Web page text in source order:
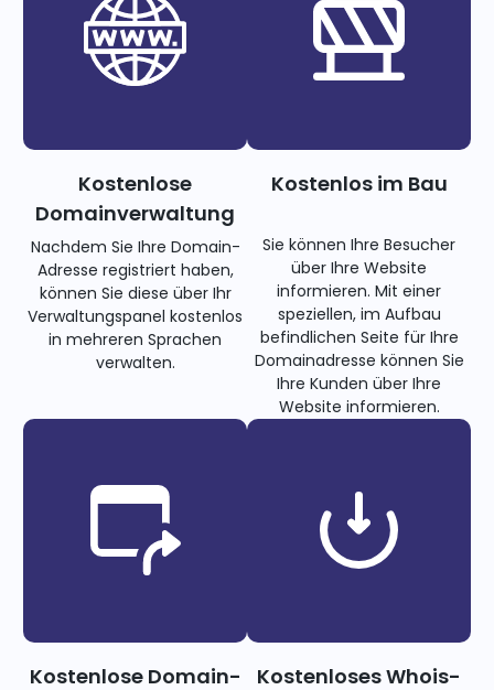
Kostenlose
Domainverwaltung
Nachdem Sie Ihre Domain-
Adresse registriert haben,
können Sie diese über Ihr
Verwaltungspanel kostenlos
in mehreren Sprachen
verwalten.
Kostenlos im Bau
Sie können Ihre Besucher
über Ihre Website
informieren. Mit einer
speziellen, im Aufbau
befindlichen Seite für Ihre
Domainadresse können Sie
Ihre Kunden über Ihre
Website informieren.
Kostenlose Domain- Kostenloses Whois-